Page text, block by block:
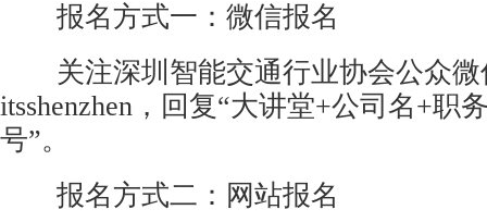
报名方式一：微信报名
关注深圳智能交通行业协会公众微
itsshenzhen，回复“大讲堂+公司名+职
号”。
报名方式二：网站报名